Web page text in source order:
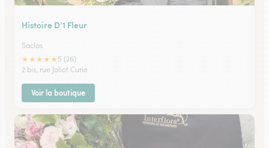
Histoire D’1 Fleur
Saclas
★★★★★ 5 (26)
2 bis, rue Joliot Curie
Voir la boutique